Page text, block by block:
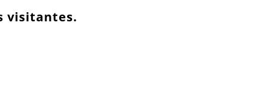
visitantes.